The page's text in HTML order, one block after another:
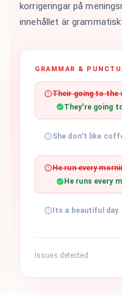
GRAMMAR &
Their going to the
They're going
She don't like
He run every
He runs every
Its a beautiful day.
Issues detected
korrigeringar på
innehållet är